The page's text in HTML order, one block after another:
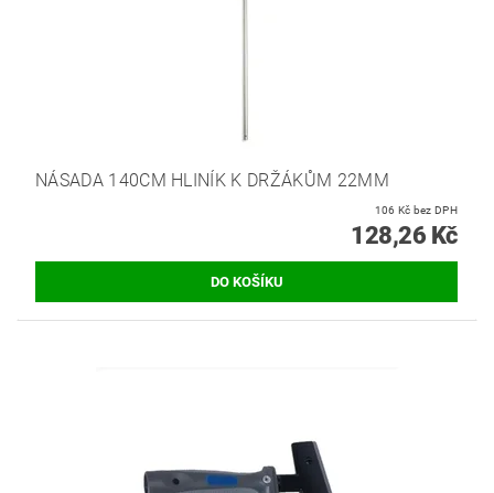
NÁSADA 140CM HLINÍK K DRŽÁKŮM 22MM
106 Kč bez DPH
128,26 Kč